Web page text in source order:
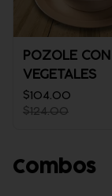
POZOLE CON
VEGETALES
$104.00
$124.00
Combos